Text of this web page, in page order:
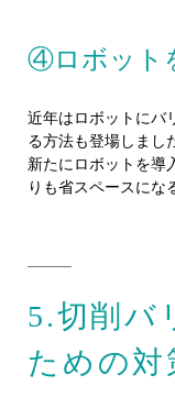
④ロボット
近年はロボットにバ
る方法も登場しまし
新たにロボットを導
りも省スペースにな
5.切削バ
ための対